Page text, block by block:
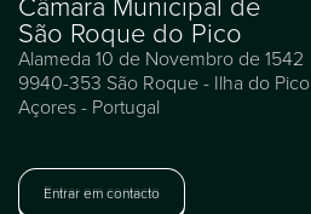
Câmara Municipal de
São Roque do Pico
Alameda 10 de Novembro de 1542
9940-353 São Roque - Ilha do Pico
Açores - Portugal
Entrar em contacto